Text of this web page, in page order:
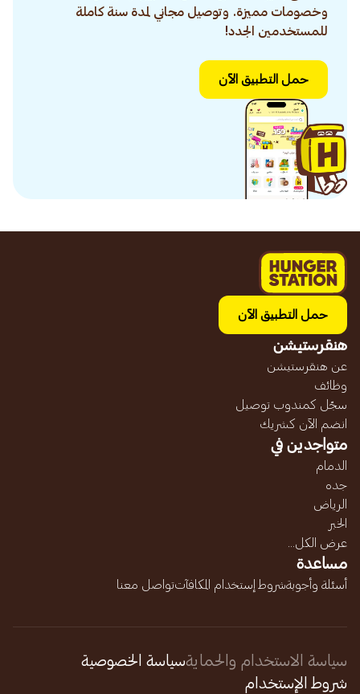
وخصومات مميزة. وتوصيل مجاني لمدة سنة كاملة
للمستخدمين الجدد!
حمل التطبيق الآن
حمل التطبيق الآن
هنقرستيشن
عن هنقرستيشن
وظائف
سجّل كمندوب توصيل
انضم الآن كشريك
متواجدين في
الدمام
جده
الرياض
الخبر
عرض الكل...
مساعدة
أسئلة وأجوبةشروط إستخدام المكافآتتواصل معنا
سياسة الاستخدام والحمايةسياسة الخصوصية
شروط الإستخدام